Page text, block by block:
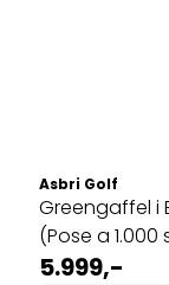
Asbri Golf
Greengaffel i
(Pose a 1.000
5.999,-